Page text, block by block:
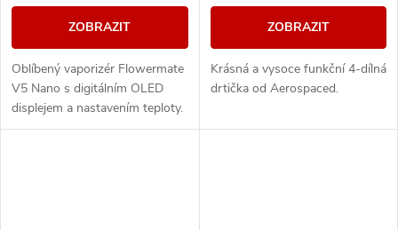
ZOBRAZIT
Oblíbený vaporizér Flowermate
V5 Nano s digitálním OLED
displejem a nastavením teploty.
Vaporizér je vhodný nejen na
ZOBRAZIT
Krásná a vysoce funkční 4-dílná
drtička od Aerospaced.